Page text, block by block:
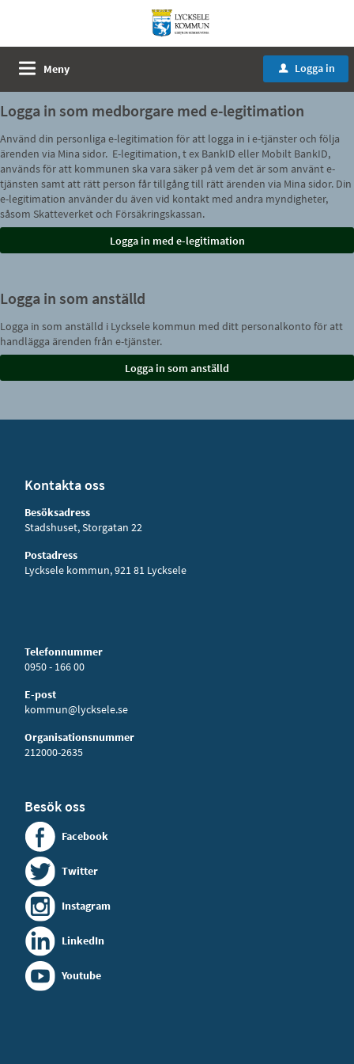
Meny u Logga in
Logga in som medborgare med e-legitimation
Använd din personliga e-legitimation för att logga in i e-tjänster och följa
ärenden via Mina sidor. E-legitimation, t ex BankID eller Mobilt BankID,
används för att kommunen ska vara säker på vem det är som använt e-
tjänsten samt att rätt person får tillgång till rätt ärenden via Mina sidor. Din
e-legitimation använder du även vid kontakt med andra myndigheter,
såsom Skatteverket och Försäkringskassan.
Logga in som anställd
Logga in som anställd i Lycksele kommun med ditt personalkonto för att
handlägga ärenden från e-tjänster.
Kontakta oss
Besöksadress
Stadshuset, Storgatan 22
Postadress
Lycksele kommun, 921 81 Lycksele
Telefonnummer
0950 - 166 00
E-post
kommun@lycksele.se
Organisationsnummer
212000-2635
Besök oss
Facebook
Twitter
Instagram
LinkedIn
Youtube